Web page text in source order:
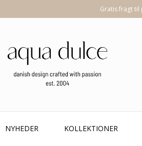
Gratis fragt til
NYHEDER KOLLEKTIONER